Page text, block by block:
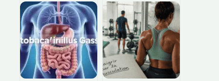
séance : combien
ça coûte vraiment
et que prévoir
pourquoi votre
humeur s’améliore-
t-elle le soir ?